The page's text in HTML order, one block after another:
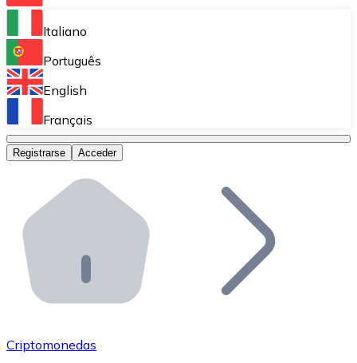
Bitnovo Ramp
Integra nuestra solución en tu plataforma.
Bitnovo Giftcards
Bitnovo OTC
Bitnovo ATM
Integra un ATM Bitnovo en tu negocio y permite que
Bitnovo API
Integra nuestra API en tu ecosistema.
Únete a nuestra red de distribuidores.
Italiano
Português
English
Français
Registrarse Acceder
Criptomonedas